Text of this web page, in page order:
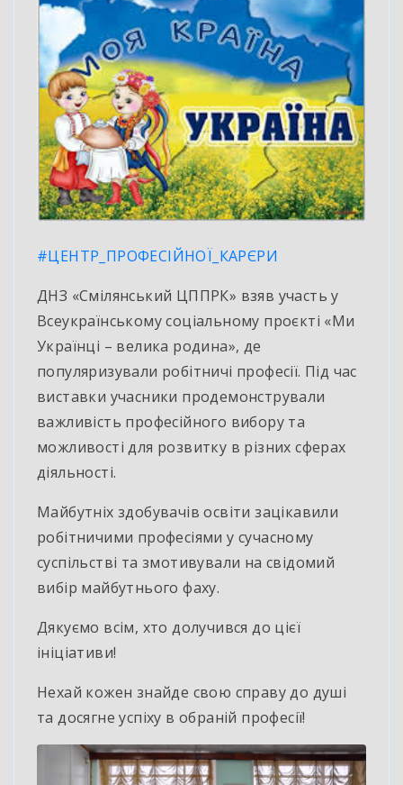
#ЦЕНТР_ПРОФЕСІЙНОЇ_КАРЄРИ
ДНЗ «Смілянський ЦППРК» взяв участь у
Всеукраїнському соціальному проєкті «Ми
Українці – велика родина», де
популяризували робітничі професії. Під час
виставки учасники продемонстрували
важливість професійного вибору та
можливості для розвитку в різних сферах
діяльності.
Майбутніх здобувачів освіти зацікавили
робітничими професіями у сучасному
суспільстві та змотивували на свідомий
вибір майбутнього фаху.
Дякуємо всім, хто долучився до цієї
ініціативи!
Нехай кожен знайде свою справу до душі
та досягне успіху в обраній професії!